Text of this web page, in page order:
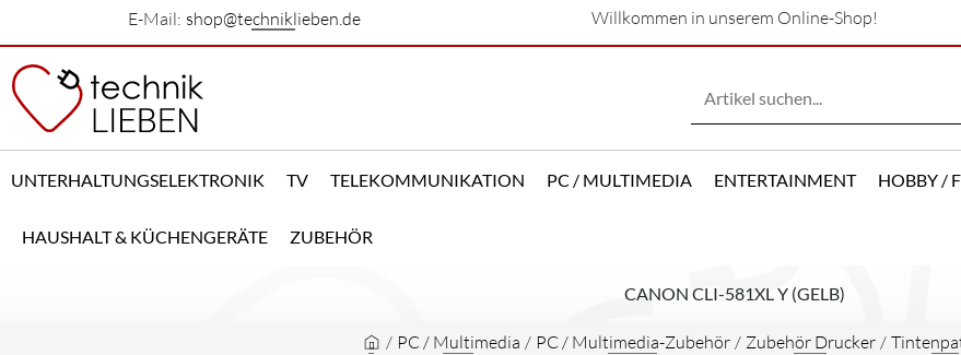
E-Mail: shop@techniklieben.de Willkommen in unserem Online-Shop!
UNTERHALTUNGSELEKTRONIK TV TELEKOMMUNIKATION PC / MULTIMEDIA ENTERTAINMENT HOBBY /
HAUSHALT & KÜCHENGERÄTE ZUBEHÖR
CANON CLI-581XL Y (GELB)
/ PC / Multimedia / PC / Multimedia-Zubehör / Zubehör Drucker /